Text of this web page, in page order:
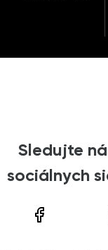
Sledujte
sociálnych